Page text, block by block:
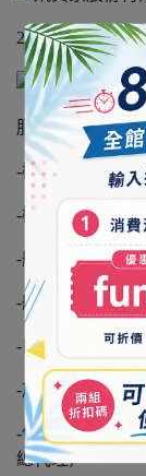
2/2
服務項目：
-機上免稅品運營
-機上餐食供應
-航空媒體廣告
-航空電商平台
-目的地跨境購
-旅遊週邊服務
-低軌衛星技術
總代理）